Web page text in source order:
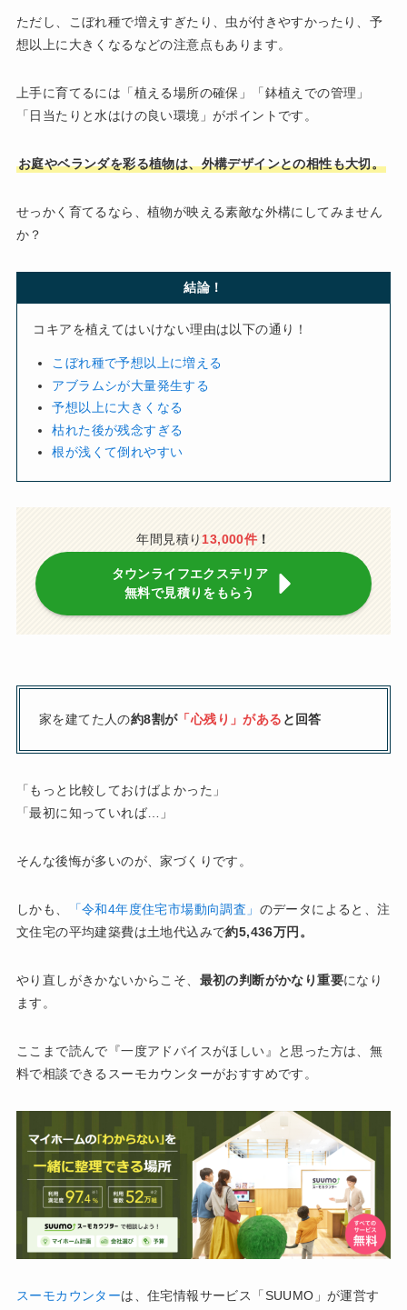
ただし、こぼれ種で増えすぎたり、虫が付きやすかったり、予
想以上に大きくなるなどの注意点もあります。
上手に育てるには「植える場所の確保」「鉢植えでの管理」
「日当たりと水はけの良い環境」がポイントです。
お庭やベランダを彩る植物は、外構デザインとの相性も大切。
せっかく育てるなら、植物が映える素敵な外構にしてみません
か？
結論！
コキアを植えてはいけない理由は以下の通り！
こぼれ種で予想以上に増える
アブラムシが大量発生する
予想以上に大きくなる
枯れた後が残念すぎる
根が浅くて倒れやすい
年間見積り13,000件！
タウンライフエクステリア
無料で見積りをもらう
家を建てた人の約8割が「心残り」がある と回答
「もっと比較しておけばよかった」
「最初に知っていれば…」
そんな後悔が多いのが、家づくりです。
しかも、 「令和4年度住宅市場動向調査」 のデータによると、注
文住宅の平均建築費は土地代込みで約5,436万円。
やり直しがきかないからこそ、 最初の判断がかなり重要になり
ます。
ここまで読んで『一度アドバイスがほしい』と思った方は、無
料で相談できるスーモカウンターがおすすめです。
スーモカウンターは、住宅情報サービス「SUUMO」が運営す